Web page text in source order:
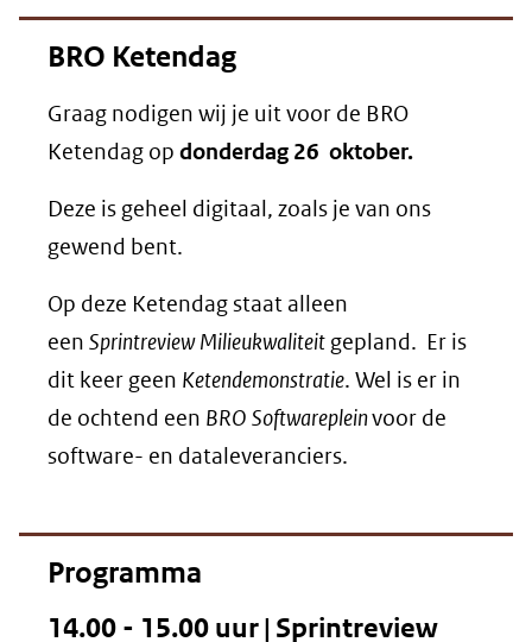
BRO Ketendag
Graag nodigen wij je uit voor de BRO
Ketendag op donderdag 26 oktober.
Deze is geheel digitaal, zoals je van ons
gewend bent.
Op deze Ketendag staat alleen
een Sprintreview Milieukwaliteit gepland. Er is
dit keer geen Ketendemonstratie. Wel is er in
de ochtend een BRO Softwarepleinvoor de
software- en dataleveranciers.
Programma
14.00 - 15.00 uur | Sprintreview